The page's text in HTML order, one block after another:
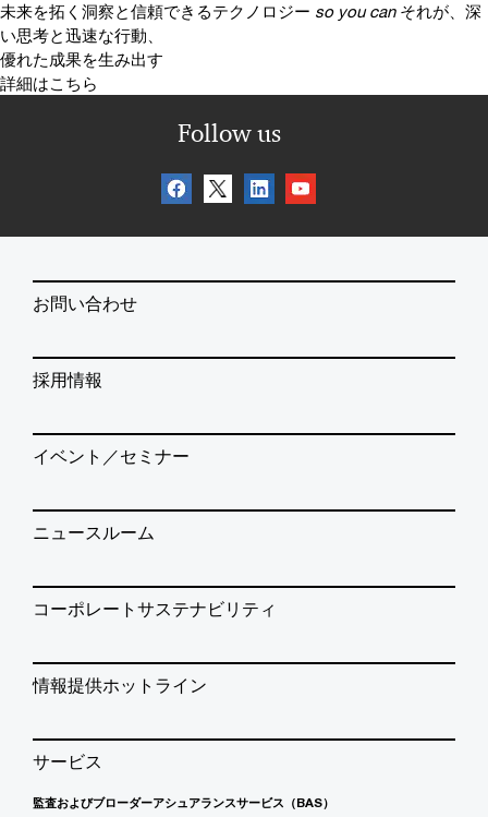
未来を拓く洞察と信頼できるテクノロジー so you can それが、深
い思考と迅速な行動、
優れた成果を生み出す
詳細はこちら
Follow us
お問い合わせ
採用情報
イベント／セミナー
ニュースルーム
コーポレートサステナビリティ
情報提供ホットライン
サービス
監査およびブローダーアシュアランスサービス（BAS）